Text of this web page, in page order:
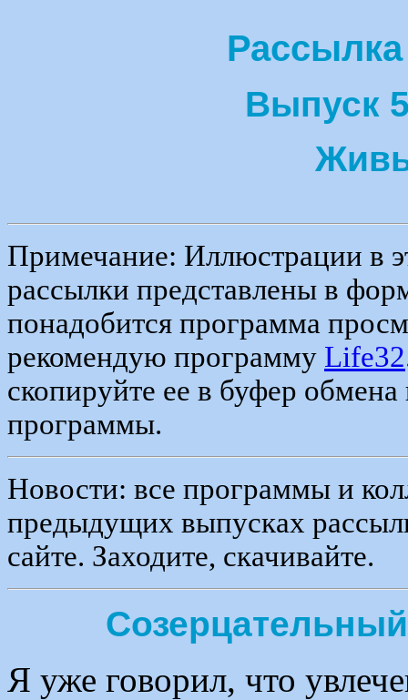
Выпуск
Примечание: Иллюстрации в
рассылки представлены в
понадобится программа
рекомендую программу Life32
скопируйте ее в буфер
программы.
Новости: все программы и
предыдущих выпусках
сайте. Заходите, скачивайте.
Я уже говорил, что